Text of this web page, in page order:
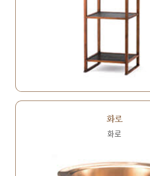
화로
화로